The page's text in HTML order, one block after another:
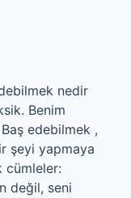
nedir
Benim
Baş edebilmek ,
şeyi yapmaya
cümleler:
değil, seni